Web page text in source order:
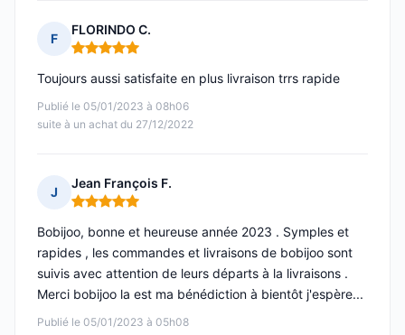
F
FLORINDO C.
Note : 5 sur 5
Publié le 05/01/2023 à 08h06
suite à un achat du 27/12/2022
Toujours aussi satisfaite en plus livraison trrs rapide
J
Jean François F.
Note : 5 sur 5
Publié le 05/01/2023 à 05h08
Bobijoo, bonne et heureuse année 2023 . Symples et
rapides , les commandes et livraisons de bobijoo sont
suivis avec attention de leurs départs à la livraisons .
Merci bobijoo la est ma bénédiction à bientôt j'espère...